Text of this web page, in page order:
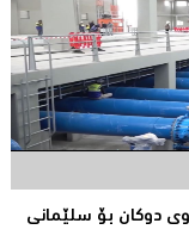
دوكان بۆ سلێمانی